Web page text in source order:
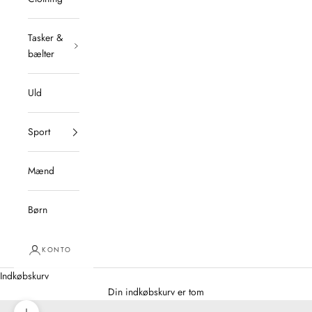
Tasker &
bælter
Uld
Sport
Mænd
Børn
KONTO
Indkøbskurv
Din indkøbskurv er tom